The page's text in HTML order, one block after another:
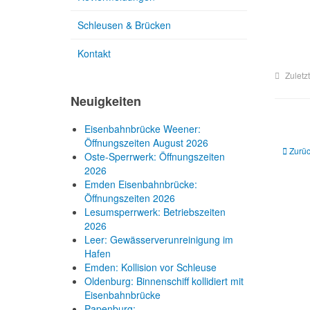
Schleusen & Brücken
Kontakt
Neuigkeiten
Eisenbahnbrücke Weener:
Öffnungszeiten August 2026
Oste-Sperrwerk: Öffnungszeiten
2026
Emden Eisenbahnbrücke:
Öffnungszeiten 2026
Lesumsperrwerk: Betriebszeiten
2026
Leer: Gewässerverunreinigung im
Hafen
Emden: Kollision vor Schleuse
Oldenburg: Binnenschiff kollidiert mit
Eisenbahnbrücke